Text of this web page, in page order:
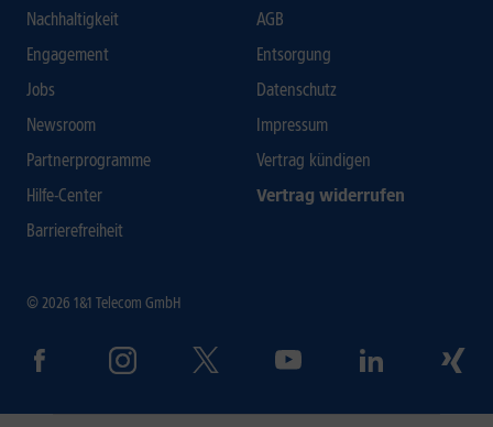
Nachhaltigkeit
Engagement
Jobs
Newsroom
Partnerprogramme
Hilfe-Center
Barrierefreiheit
AGB
Entsorgung
Datenschutz
Impressum
Vertrag kündigen
Vertrag widerrufen
© 2026 1&1 Telecom GmbH